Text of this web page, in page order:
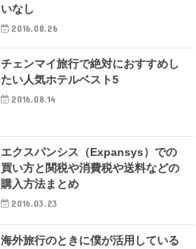
いなし
2016.08.26
チェンマイ旅行で絶対におすすめし
たい人気ホテルベスト5
2016.08.14
エクスパンシス（Expansys）での
買い方と関税や消費税や送料などの
購入方法まとめ
2016.03.23
海外旅行のときに僕が活用している